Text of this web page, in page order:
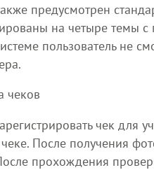
предусмотрен
на четыре темы
пользователь не
чеков
чек для
После получения
прохождения